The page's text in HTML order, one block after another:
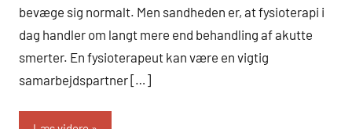
bevæge sig normalt. Men sandheden er, at fysioterapi i
dag handler om langt mere end behandling af akutte
smerter. En fysioterapeut kan være en vigtig
samarbejdspartner […]